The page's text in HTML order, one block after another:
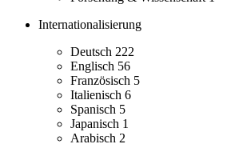
Internationalisierung
Deutsch 222
Englisch 56
Französisch 5
Italienisch 6
Spanisch 5
Japanisch 1
Arabisch 2